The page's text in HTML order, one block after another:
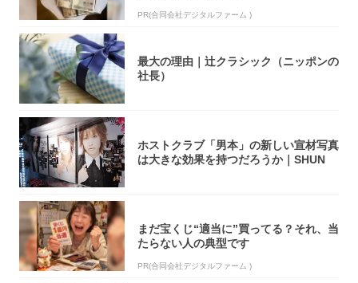
PR(合同会社デジタルファーム )
最大の理由｜辻クラシック（ニッポンの
社長）
ホストクラブ「男本」の新しい宣材写真
は大きな効果を持つだろうか｜SHUN
まだ宝くじ“適当に”買ってる？それ、当
たらない人の典型です
PR(合同会社デジタルファーム )